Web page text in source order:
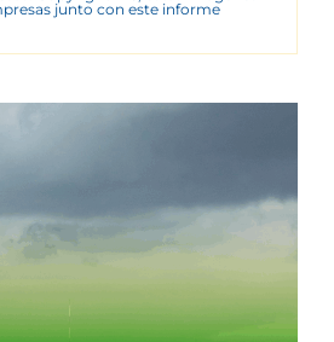
junto con este informe